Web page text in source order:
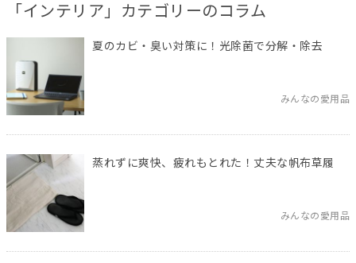
「インテリア」カテゴリーのコラム
夏のカビ・臭い対策に！光除菌で分解・除去
みんなの愛用品
蒸れずに爽快、疲れもとれた！丈夫な帆布草履
みんなの愛用品